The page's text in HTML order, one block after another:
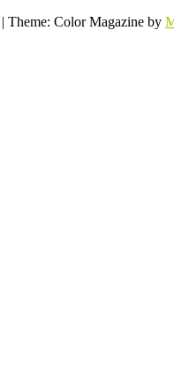
| Theme: Color Magazine by